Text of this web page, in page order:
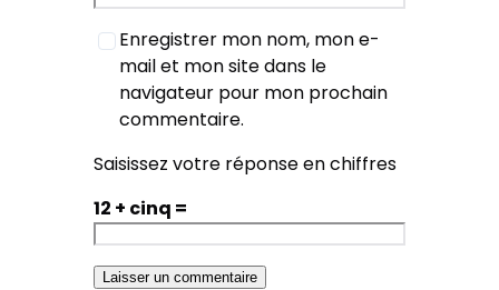
Enregistrer mon nom, mon e-
mail et mon site dans le
navigateur pour mon prochain
commentaire.
Saisissez votre réponse en chiffres
12 + cinq =